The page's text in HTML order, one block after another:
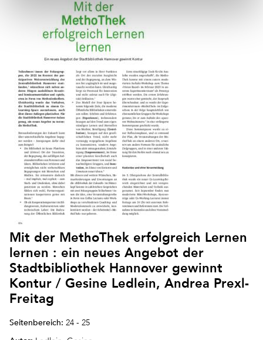
Mit der MethoThek erfolgreich Lernen
lernen : ein neues Angebot der
Stadtbibliothek Hannover gewinnt
Kontur / Gesine Ledlein, Andrea Prexl-
Freitag
Seitenbereich: 24 - 25